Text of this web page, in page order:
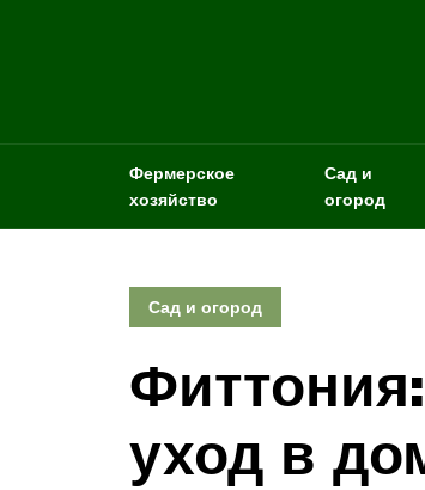
Фермерское
хозяйство
Сад и
огород
Сад и огород
уход в